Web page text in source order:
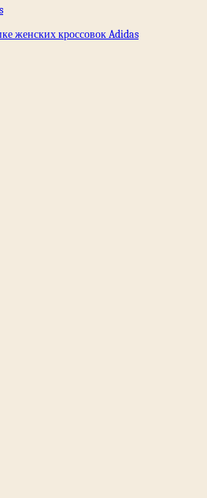
женских кроссовок Adidas